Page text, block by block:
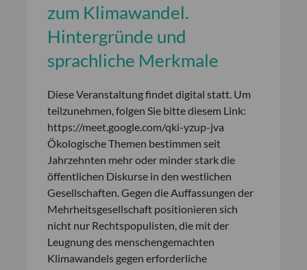
zum Klimawandel.
Hintergründe und
sprachliche Merkmale
Diese Veranstaltung findet digital statt. Um
teilzunehmen, folgen Sie bitte diesem Link:
https://meet.google.com/qki-yzup-jva
Ökologische Themen bestimmen seit
Jahrzehnten mehr oder minder stark die
öffentlichen Diskurse in den westlichen
Gesellschaften. Gegen die Auffassungen der
Mehrheitsgesellschaft positionieren sich
nicht nur Rechtspopulisten, die mit der
Leugnung des menschengemachten
Klimawandels gegen erforderliche